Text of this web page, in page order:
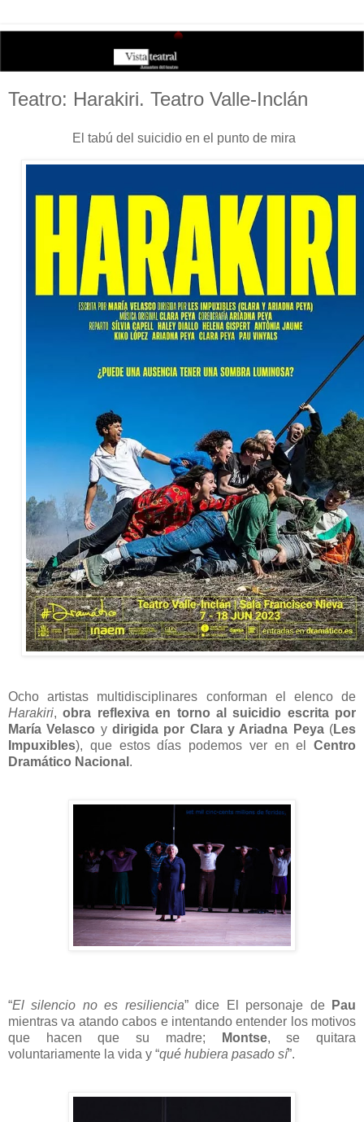
Teatro: Harakiri. Teatro Valle-Inclán
El tabú del suicidio en el punto de mira
Ocho artistas multidisciplinares conforman el elenco de
Harakiri,obra reflexiva en torno al suicidio escrita por
María Velasco ydirigida por Clara y Ariadna Peya(Les
Impuxibles), que estos días podemos ver en el Centro
Dramático Nacional .
“El silencio no es resiliencia” dice El personaje de
Pau
mientras va atando cabos e intentando entender los motivos
que hacen que su madre;
Montse, se quitara
voluntariamente la vida y “qué hubiera pasado sí”.